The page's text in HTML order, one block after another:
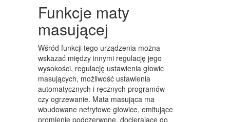
CHEMIA
ART. SPOŻYWCZE
MATERIAŁY EKSPLOATACYJNE
INNE SKLEPY
SPRZĘT
MASZYNY
Funkcje maty
masującej
Wśród funkcji tego urządzenia można
wskazać między innymi regulację jego
wysokości, regulację ustawienia głowic
masujących, możliwość ustawienia
automatycznych i ręcznych programów
czy ogrzewanie. Mata masująca ma
wbudowane nefrytowe głowice, emitujące
promienie podczerwone, docierające do